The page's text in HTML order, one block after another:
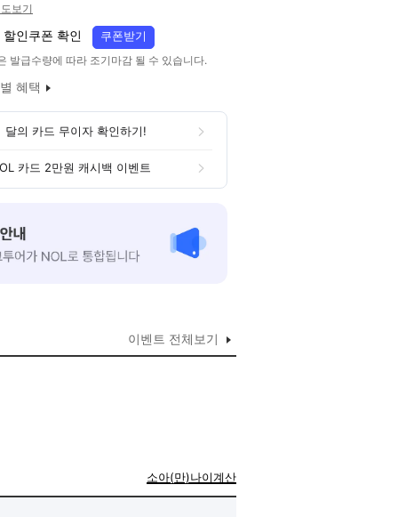
보기
할인쿠폰 확인 쿠폰받기
발급수량에 따라 조기마감 될 수 있습니다.
혜택
달의 카드 무이자 확인하기!
카드 2만원 캐시백 이벤트
이벤트 전체보기
소아(만)나이계산